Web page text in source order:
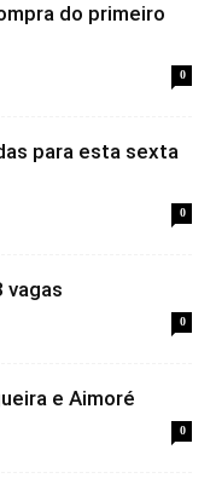
do primeiro
0
para esta sexta
0
vagas
0
e Aimoré
0